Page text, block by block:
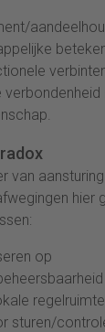
van
hier
op
regelruimte.
sturen/